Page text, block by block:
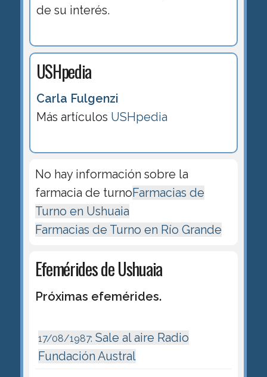
de su interés.
USHpedia
Carla Fulgenzi
Más artículos USHpedia
No hay información sobre la
farmacia de turnoFarmacias de
Turno en Ushuaia
Farmacias de Turno en Río Grande
Efemérides de Ushuaia
Próximas efemérides.
17/08/1987: Sale al aire Radio
Fundación Austral